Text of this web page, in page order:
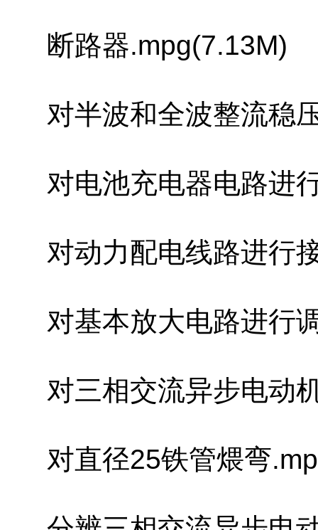
断路器.mpg(7.13M)
对半波和全波整流稳压
对电池充电器电路进
对动力配电线路进行
对基本放大电路进行
对三相交流异步电动机
对直径25铁管煨弯